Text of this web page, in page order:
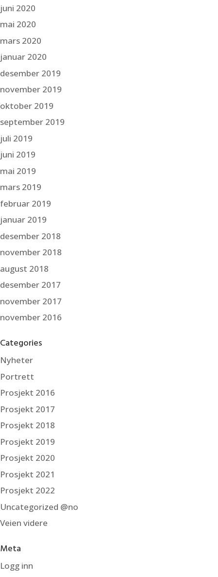
juni 2020
mai 2020
mars 2020
januar 2020
desember 2019
november 2019
oktober 2019
september 2019
juli 2019
juni 2019
mai 2019
mars 2019
februar 2019
januar 2019
desember 2018
november 2018
august 2018
desember 2017
november 2017
november 2016
Categories
Nyheter
Portrett
Prosjekt 2016
Prosjekt 2017
Prosjekt 2018
Prosjekt 2019
Prosjekt 2020
Prosjekt 2021
Prosjekt 2022
Uncategorized @no
Veien videre
Meta
Logg inn